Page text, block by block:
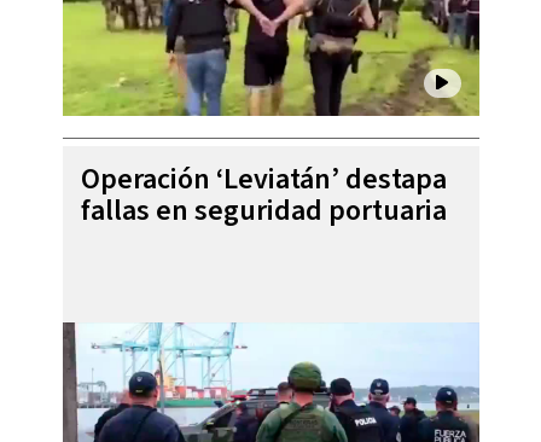
Operación ‘Leviatán’ destapa
fallas en seguridad portuaria